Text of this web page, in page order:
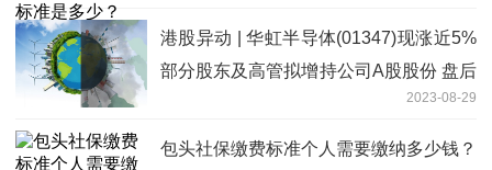
港股异动 | 华虹半导体(01347)现涨近5%
部分股东及高管拟增持公司A股股份 盘后
2023-08-29
包头社保缴费标准个人需要缴纳多少钱？